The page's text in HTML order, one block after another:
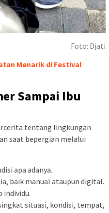
Foto: Djati
Menarik di Festival
Sampai Ibu
tentang lingkungan
saat bepergian melalui
apa adanya.
baik manual ataupun digital.
individu.
situasi, kondisi, tempat,